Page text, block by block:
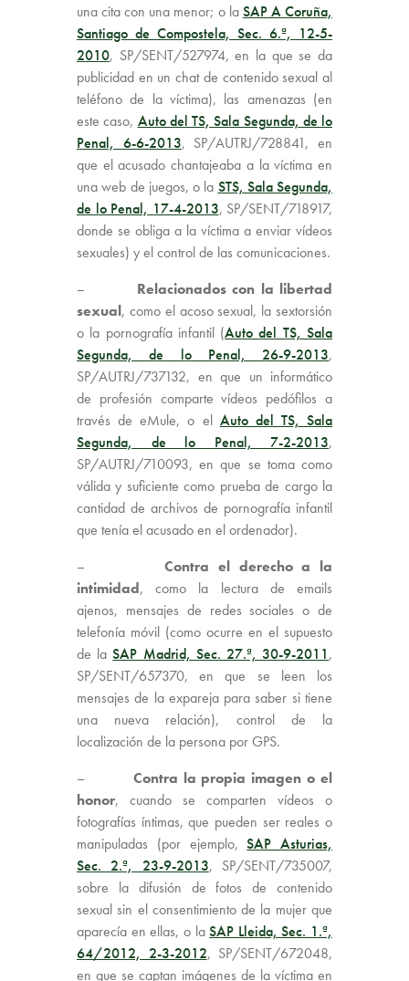
una cita con una menor; o laSAP A Coruña,
Santiago de Compostela, Sec. 6.ª, 12-5-
2010, SP/SENT/527974, en la que se da
publicidad en un chat de contenido sexual al
teléfono de la víctima), las amenazas (en
este caso, Auto del TS, Sala Segunda, de lo
Penal, 6-6-2013, SP/AUTRJ/728841, en
que el acusado chantajeaba a la víctima en
una web de juegos, o la STS, Sala Segunda,
de lo Penal, 17-4-2013, SP/SENT/718917,
donde se obliga a la víctima a enviar vídeos
sexuales) y el control de las comunicaciones.
– Relacionados con la libertad
sexual, como el acoso sexual, la sextorsión
o la pornografía infantil (Auto del TS, Sala
Segunda, de lo Penal, 26-9-2013,
SP/AUTRJ/737132, en que un informático
de profesión comparte vídeos pedófilos a
través de eMule, o el Auto del TS, Sala
Segunda, de lo Penal, 7-2-2013,
SP/AUTRJ/710093, en que se toma como
válida y suficiente como prueba de cargo la
cantidad de archivos de pornografía infantil
que tenía el acusado en el ordenador).
–Contra el derecho a la
intimidad, como la lectura de emails
ajenos, mensajes de redes sociales o de
telefonía móvil (como ocurre en el supuesto
de laSAP Madrid, Sec. 27.ª, 30-9-2011,
SP/SENT/657370, en que se leen los
mensajes de la expareja para saber si tiene
una nueva relación), control de la
localización de la persona por GPS.
– Contra la propia imagen o el
honor, cuando se comparten vídeos o
fotografías íntimas, que pueden ser reales o
manipuladas (por ejemplo,SAP Asturias,
Sec. 2.ª, 23-9-2013, SP/SENT/735007,
sobre la difusión de fotos de contenido
sexual sin el consentimiento de la mujer que
aparecía en ellas, o laSAP Lleida, Sec. 1.ª,
64/2012, 2-3-2012, SP/SENT/672048,
en que se captan imágenes de la víctima en